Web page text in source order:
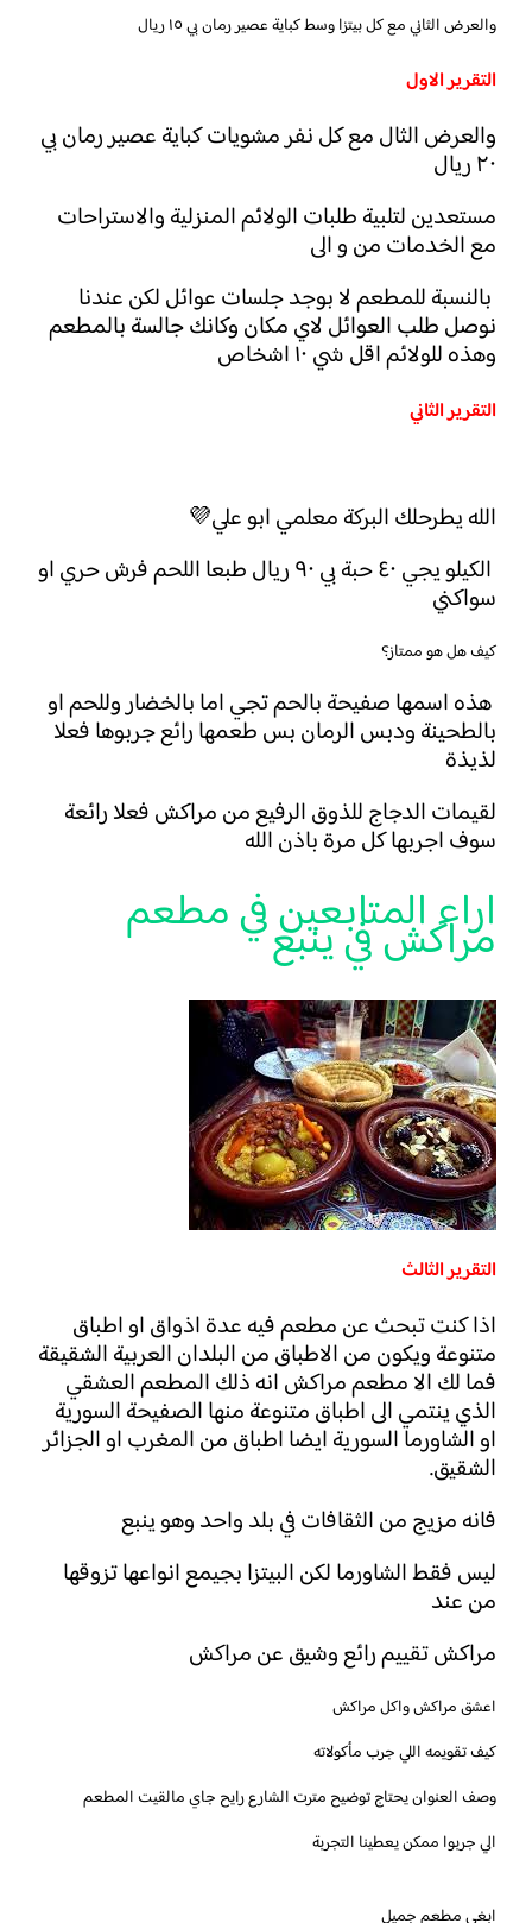
والعرض الثاني مع كل بيتزا وسط كباية عصير رمان بي ١٥ ريال
التقرير الاول
والعرض الثال مع كل نفر مشويات كباية عصير رمان بي
٢٠ ريال
مستعدين لتلبية طلبات الولائم المنزلية والاستراحات
مع الخدمات من و الى
بالنسبة للمطعم لا بوجد جلسات عوائل لكن عندنا
نوصل طلب العوائل لاي مكان وكانك جالسة بالمطعم
وهذه للولائم اقل شي ١٠ اشخاص
التقرير الثاني
الله يطرحلك البركة معلمي ابو علي💜
الكيلو يجي ٤٠ حبة بي ٩٠ ريال طبعا اللحم فرش حري او
سواكني
هذه اسمها صفيحة بالحم تجي اما بالخضار وللحم او
بالطحينة ودبس الرمان بس طعمها رائع جربوها فعلا
لذيذة
لقيمات الدجاج للذوق الرفيع من مراكش فعلا رائعة
سوف اجربها كل مرة باذن الله
اراء المتابعين في مطعم
مراكش في ينبع
التقرير الثالث
اذا كنت تبحث عن مطعم فيه عدة اذواق او اطباق
متنوعة ويكون من الاطباق من البلدان العربية الشقيقة
فما لك الا مطعم مراكش انه ذلك المطعم العشقي
الذي ينتمي الى اطباق متنوعة منها الصفيحة السورية
او الشاورما السورية ايضا اطباق من المغرب او الجزائر
الشقيق.
فانه مزيج من الثقافات في بلد واحد وهو ينبع
ليس فقط الشاورما لكن البيتزا بجيمع انواعها تزوقها
من عند
مراكش تقييم رائع وشيق عن مراكش
اعشق مراكش واكل مراكش
الي جربوا ممكن يعطينا التجربة
ابغى مطعم جميل